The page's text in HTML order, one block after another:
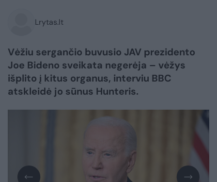
Lrytas.lt
Vėžiu sergančio buvusio JAV prezidento
Joe Bideno sveikata negerėja – vėžys
išplito į kitus organus, interviu BBC
atskleidė jo sūnus Hunteris.